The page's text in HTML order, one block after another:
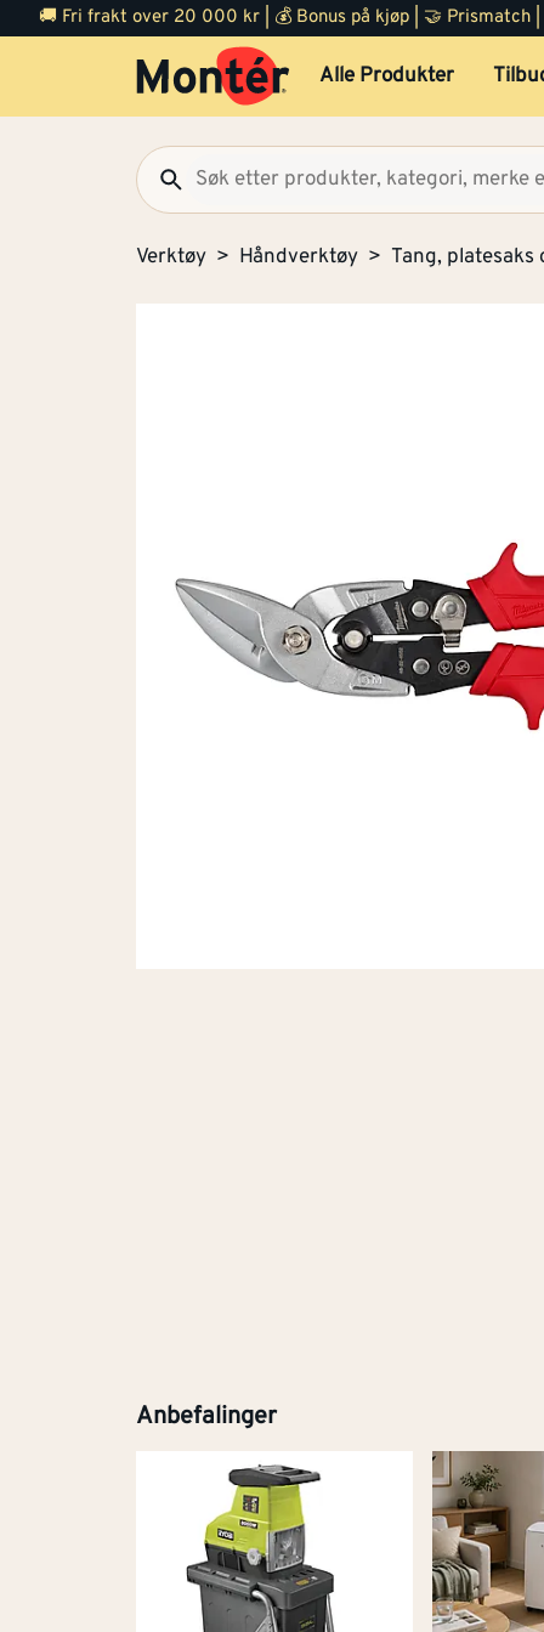
🚚 Fri frakt over 20 000 kr | 💰 Bonus på kjøp | 🤝 Prismatch
Alle Produkter
Verktøy Håndverktøy Tang,
Anbefalinger